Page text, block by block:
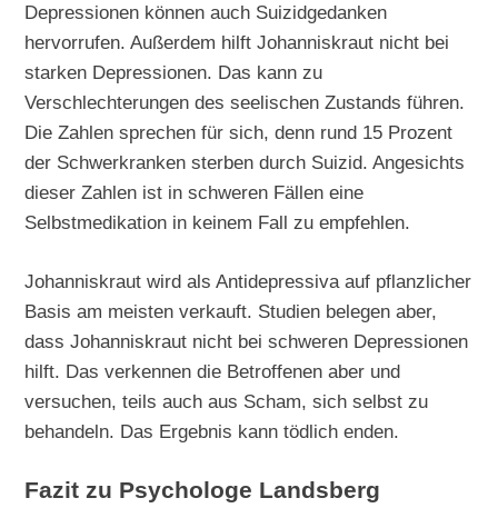
Depressionen können auch Suizidgedanken
hervorrufen. Außerdem hilft Johanniskraut nicht bei
starken Depressionen. Das kann zu
Verschlechterungen des seelischen Zustands führen.
Die Zahlen sprechen für sich, denn rund 15 Prozent
der Schwerkranken sterben durch Suizid. Angesichts
dieser Zahlen ist in schweren Fällen eine
Selbstmedikation in keinem Fall zu empfehlen.
Johanniskraut wird als Antidepressiva auf pflanzlicher
Basis am meisten verkauft. Studien belegen aber,
dass Johanniskraut nicht bei schweren Depressionen
hilft. Das verkennen die Betroffenen aber und
versuchen, teils auch aus Scham, sich selbst zu
behandeln. Das Ergebnis kann tödlich enden.
Fazit zu Psychologe Landsberg